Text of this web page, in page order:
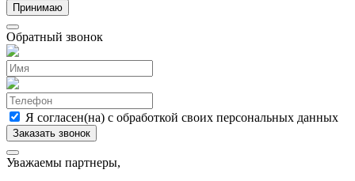
Принимаю
Обратный звонок
Я согласен(на) с обработкой своих персональных данных
Уважаемы партнеры,